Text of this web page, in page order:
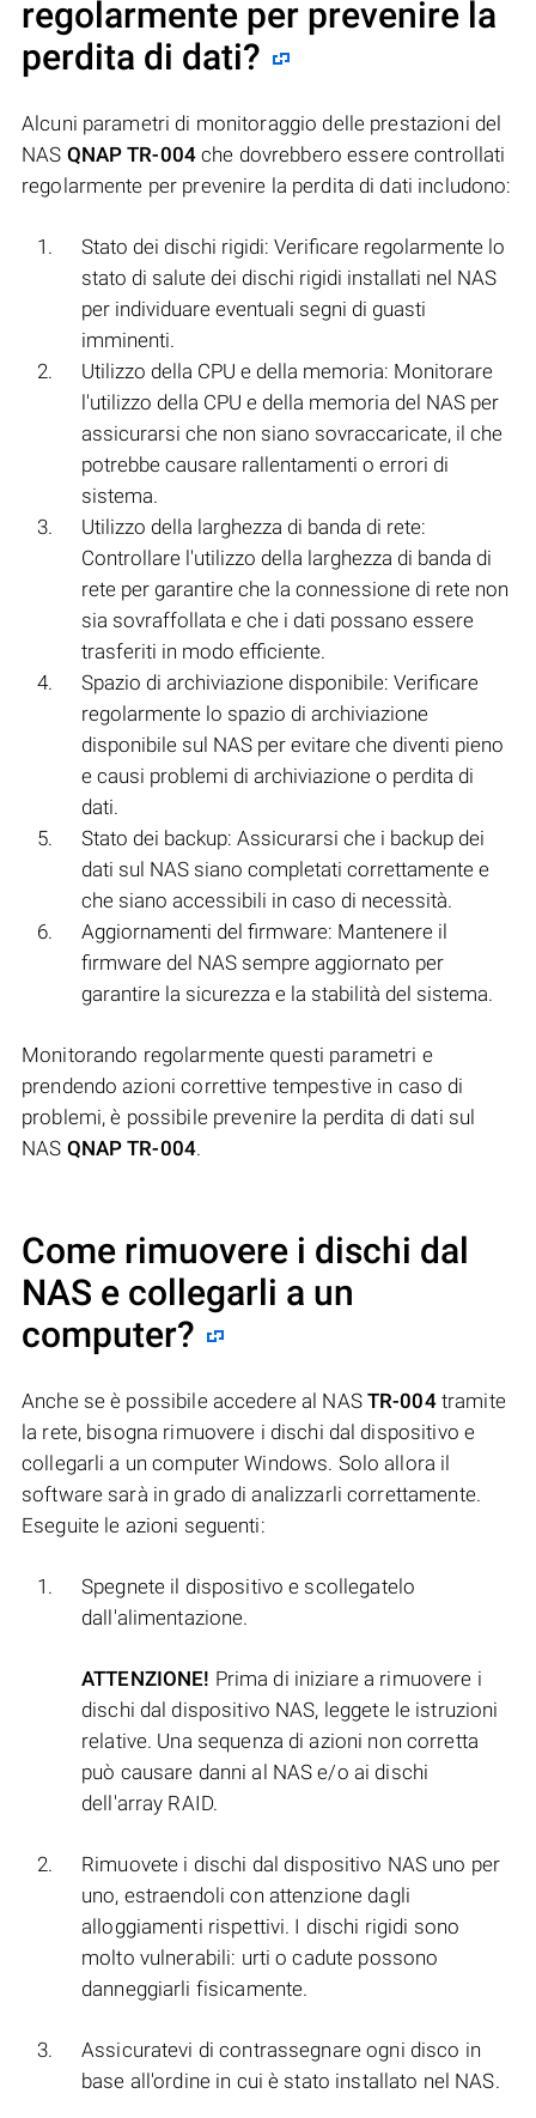
regolarmente per prevenire la
perdita di dati?
Alcuni parametri di monitoraggio delle prestazioni del
NAS QNAP TR-004 che dovrebbero essere controllati
regolarmente per prevenire la perdita di dati includono:
Stato dei dischi rigidi: Verificare regolarmente lo
stato di salute dei dischi rigidi installati nel NAS
per individuare eventuali segni di guasti
imminenti.
Utilizzo della CPU e della memoria: Monitorare
l'utilizzo della CPU e della memoria del NAS per
assicurarsi che non siano sovraccaricate, il che
potrebbe causare rallentamenti o errori di
sistema.
Utilizzo della larghezza di banda di rete:
Controllare l'utilizzo della larghezza di banda di
rete per garantire che la connessione di rete non
sia sovraffollata e che i dati possano essere
trasferiti in modo efficiente.
Spazio di archiviazione disponibile: Verificare
regolarmente lo spazio di archiviazione
disponibile sul NAS per evitare che diventi pieno
e causi problemi di archiviazione o perdita di
dati.
Stato dei backup: Assicurarsi che i backup dei
dati sul NAS siano completati correttamente e
che siano accessibili in caso di necessità.
Aggiornamenti del firmware: Mantenere il
firmware del NAS sempre aggiornato per
garantire la sicurezza e la stabilità del sistema.
Monitorando regolarmente questi parametri e
prendendo azioni correttive tempestive in caso di
problemi, è possibile prevenire la perdita di dati sul
NAS QNAP TR-004.
Come rimuovere i dischi dal
NAS e collegarli a un
computer?
Anche se è possibile accedere al NAS TR-004tramite
la rete, bisogna rimuovere i dischi dal dispositivo e
collegarli a un computer Windows. Solo allora il
software sarà in grado di analizzarli correttamente.
Eseguite le azioni seguenti:
Spegnete il dispositivo e scollegatelo
dall'alimentazione.
ATTENZIONE! Prima di iniziare a rimuovere i
dischi dal dispositivo NAS, leggete le istruzioni
relative. Una sequenza di azioni non corretta
può causare danni al NAS e/o ai dischi
dell'array RAID.
Rimuovete i dischi dal dispositivo NAS uno per
uno, estraendoli con attenzione dagli
alloggiamenti rispettivi. I dischi rigidi sono
molto vulnerabili: urti o cadute possono
danneggiarli fisicamente.
Assicuratevi di contrassegnare ogni disco in
base all'ordine in cui è stato installato nel NAS.